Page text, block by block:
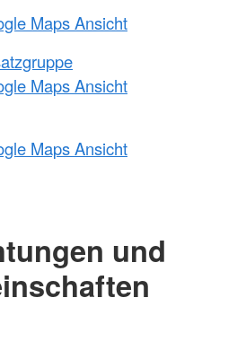
Maps Ansicht
Maps Ansicht
Maps Ansicht
und